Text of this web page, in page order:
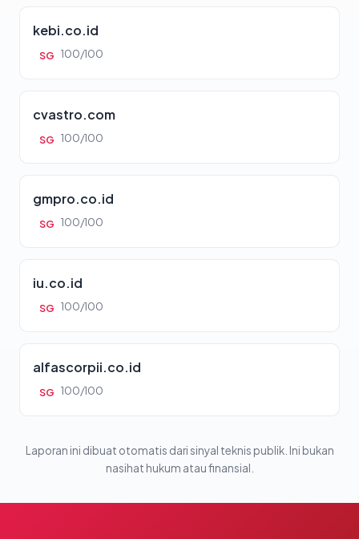
kebi.co.id
SG 100/100
cvastro.com
SG 100/100
gmpro.co.id
SG 100/100
iu.co.id
SG 100/100
alfascorpii.co.id
SG 100/100
Laporan ini dibuat otomatis dari sinyal teknis publik. Ini bukan
nasihat hukum atau finansial.